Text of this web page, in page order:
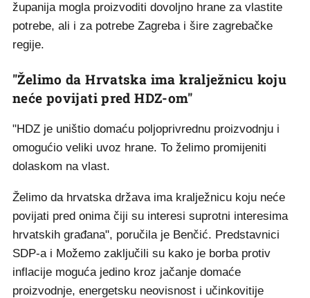
županija mogla proizvoditi dovoljno hrane za vlastite
potrebe, ali i za potrebe Zagreba i šire zagrebačke
regije.
"Želimo da Hrvatska ima kralježnicu koju
neće povijati pred HDZ-om"
"HDZ je uništio domaću poljoprivrednu proizvodnju i
omogućio veliki uvoz hrane. To želimo promijeniti
dolaskom na vlast.
Želimo da hrvatska država ima kralježnicu koju neće
povijati pred onima čiji su interesi suprotni interesima
hrvatskih građana", poručila je Benčić. Predstavnici
SDP-a i Možemo zaključili su kako je borba protiv
inflacije moguća jedino kroz jačanje domaće
proizvodnje, energetsku neovisnost i učinkovitije